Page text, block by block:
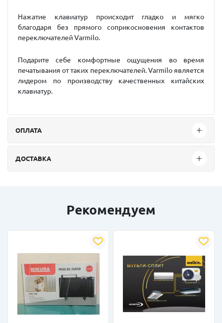
Нажатие клавиатур происходит гладко и мягко
благодаря без прямого соприкосновения контактов
переключателей Varmilo.
Подарите себе комфортные ощущения во время
печатывания от таких переключателей. Varmilo является
лидером по производству качественных китайских
клавиатур.
ОПЛАТА
ДОСТАВКА
Рекомендуем